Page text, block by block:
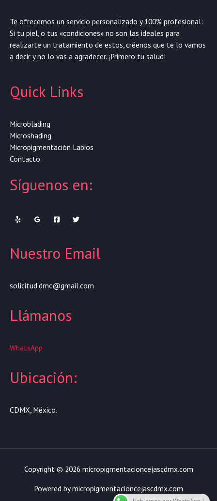
Te ofrecemos un servicio personalizado y 100% profesional:
Si tu piel, o tus «condiciones» no son las ideales para
realizarte un tratamiento de estos, créenos que te lo vamos
a decir y no lo vas a agradecer. ¡Primero tu salud!
Quick Links
Microblading
Microshading
Micropigmentación Labios
Contacto
Síguenos en:
Nuestro Email
solicitud.dmc@gmail.com
Llámanos
WhatsApp
Ubicación:
CDMX, México.
Copyright © 2026 micropigmentacioncejascdmx.com
Powered by micropigmentacioncejascdmx.com